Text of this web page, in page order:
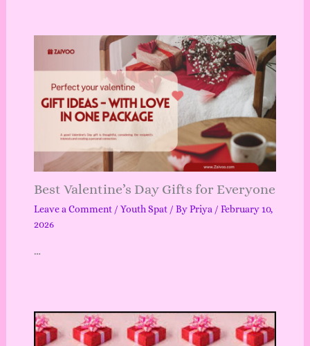
Best Valentine’s Day Gifts for Everyone
Leave a Comment / Youth Spat/ ByPriya / February 10,
2026
…